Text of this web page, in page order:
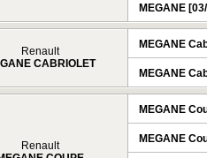
MEGANE
Renault
CABRIOLET
MEGANE
MEGANE
Renault
MEGANE
MEGANE